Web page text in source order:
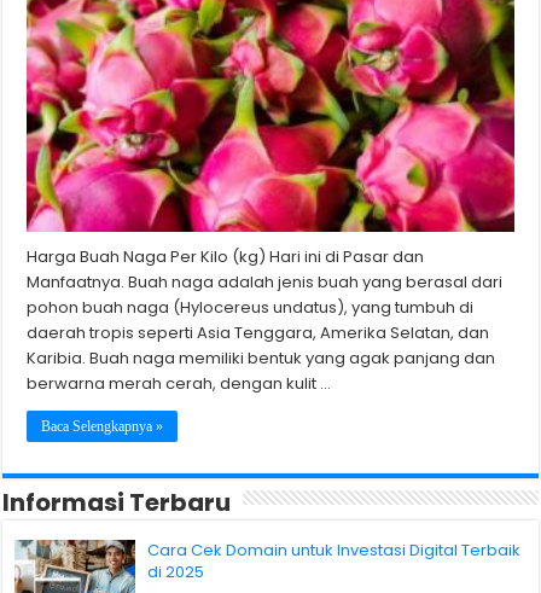
Harga Buah Naga Per Kilo (kg) Hari ini di Pasar dan
Manfaatnya. Buah naga adalah jenis buah yang berasal dari
pohon buah naga (Hylocereus undatus), yang tumbuh di
daerah tropis seperti Asia Tenggara, Amerika Selatan, dan
Karibia. Buah naga memiliki bentuk yang agak panjang dan
berwarna merah cerah, dengan kulit …
Baca Selengkapnya »
Informasi Terbaru
Cara Cek Domain untuk Investasi Digital Terbaik
di 2025